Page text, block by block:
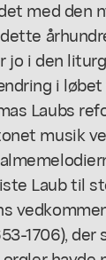
med den
jo i den
i
Laubs
musik
Laub til
1706), der